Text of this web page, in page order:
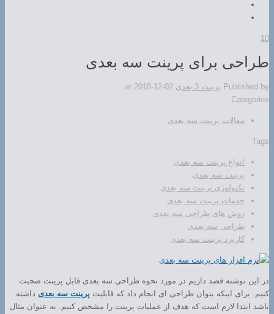
10
طراحی برای پرینت سه بعدی
Published by پرینت 3 بعدی at 2018-12-02
Categories
مقالات پرینت سه بعدی
Tags
انواع پرینت سه بعدی
پرینت سه بعدی
تکنولوژی پرینت سه بعدی
خدمات پرینت سه بعدی
روش های طراحی سه بعدی
طراحی سه بعدی
کاربرد پرینت سه بعدی
در این نوشته قصد داریم در مورد نحوه طراحی سه بعدی قابل پرینت صحبت
کنیم. برای اینکه بتوان طراحی ای انجام داد که قابلیت پرینت سه بعدی داشته
باشد ابتدا لازم است که هدف از عملیات پرینت را مشخص کنیم. به عنوان مثال